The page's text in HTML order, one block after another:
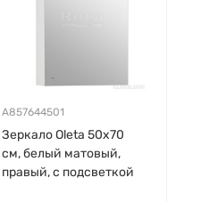
A857644501
Зеркало Oleta 50х70
см, белый матовый,
правый, с подсветкой